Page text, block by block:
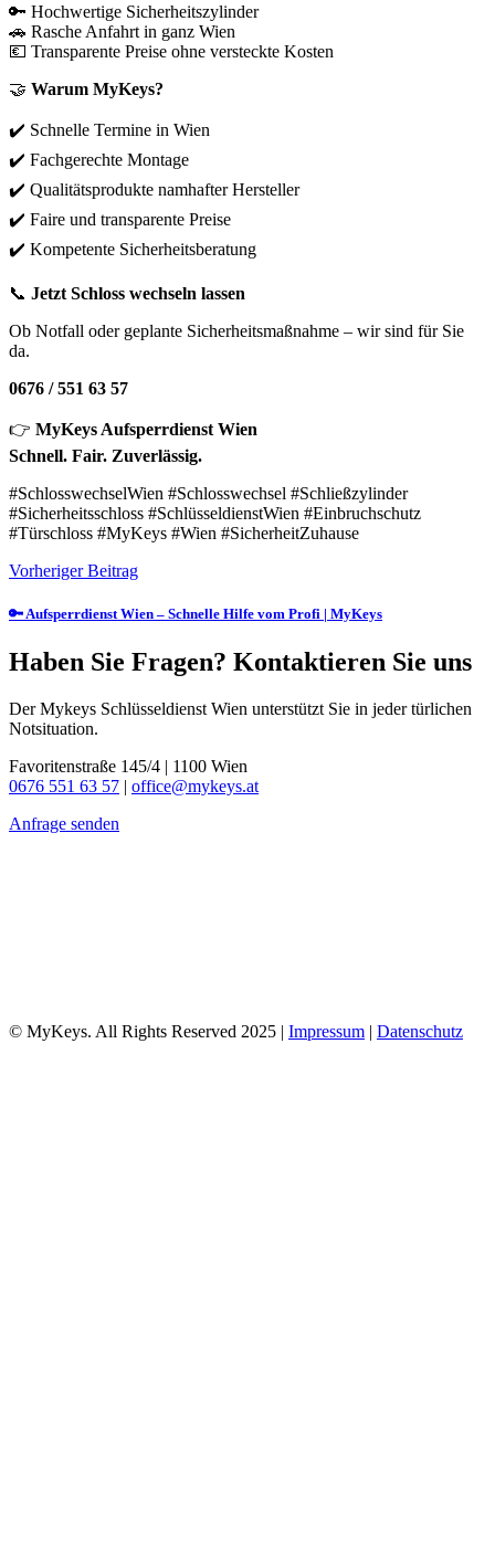
🔑 Hochwertige Sicherheitszylinder
🚗 Rasche Anfahrt in ganz Wien
💶 Transparente Preise ohne versteckte Kosten
🤝 Warum MyKeys?
✔️ Schnelle Termine in Wien
✔️ Fachgerechte Montage
✔️ Qualitätsprodukte namhafter Hersteller
✔️ Faire und transparente Preise
✔️ Kompetente Sicherheitsberatung
📞 Jetzt Schloss wechseln lassen
Ob Notfall oder geplante Sicherheitsmaßnahme – wir sind für Sie
da.
0676 / 551 63 57
👉 MyKeys Aufsperrdienst Wien
Schnell. Fair. Zuverlässig.
#SchlosswechselWien #Schlosswechsel #Schließzylinder
#Sicherheitsschloss #SchlüsseldienstWien #Einbruchschutz
#Türschloss #MyKeys #Wien #SicherheitZuhause
Vorheriger Beitrag
🔑 Aufsperrdienst Wien – Schnelle Hilfe vom Profi | MyKeys
Haben Sie Fragen? Kontaktieren Sie uns
Der Mykeys Schlüsseldienst Wien unterstützt Sie in jeder türlichen
Notsituation.
Favoritenstraße 145/4 | 1100 Wien
0676 551 63 57 | office@mykeys.at
Anfrage senden
© MyKeys. All Rights Reserved 2025 | Impressum | Datenschutz